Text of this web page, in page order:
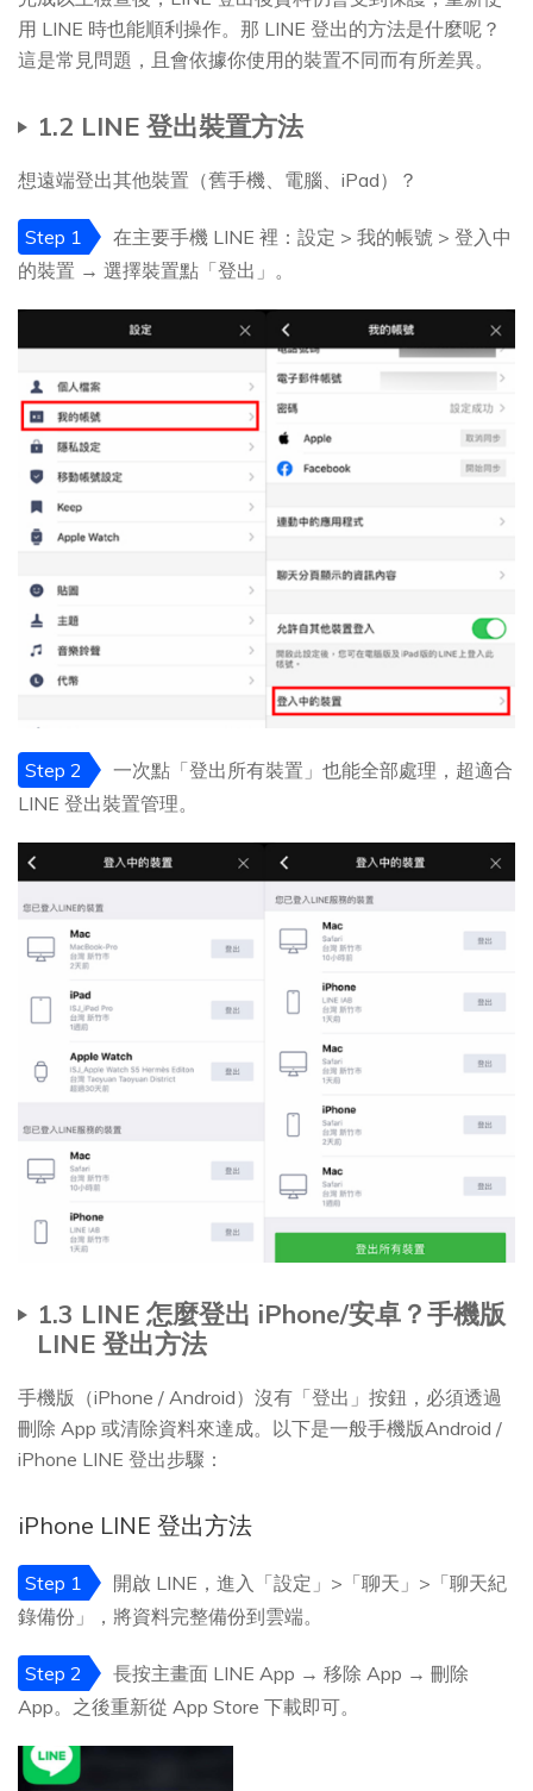
用 LINE 時也能順利操作。那 LINE 登出的方法是什麼呢？
這是常見問題，且會依據你使用的裝置不同而有所差異。
1.2 LINE 登出裝置方法
想遠端登出其他裝置（舊手機、電腦、iPad）？
Step 1
在主要手機 LINE 裡：設定 > 我的帳號 > 登入中
的裝置 → 選擇裝置點「登出」。
Step 2
一次點「登出所有裝置」也能全部處理，超適合
LINE 登出裝置管理。
1.3 LINE 怎麼登出 iPhone/安卓？手機版
LINE 登出方法
手機版（iPhone / Android）沒有「登出」按鈕，必須透過
刪除 App 或清除資料來達成。以下是一般手機版Android /
iPhone LINE 登出步驟：
iPhone LINE 登出方法
Step 1
開啟 LINE，進入「設定」>「聊天」>「聊天紀
錄備份」，將資料完整備份到雲端。
Step 2
長按主畫面 LINE App → 移除 App → 刪除
App。之後重新從 App Store 下載即可。